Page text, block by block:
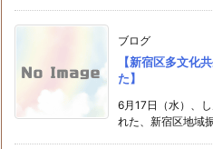
ブログ
【新宿区多文化
た】
6月17日（水）、
れた、新宿区地域